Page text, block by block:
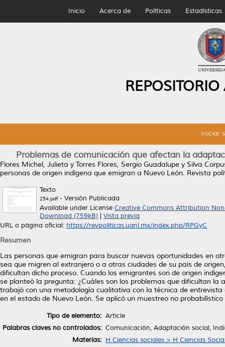
Inicio Acerca de Políticas Estadísticas
Iniciar
Problemas de comunicación que afectan la
Flores Michel, Julieta y Torres Flores, Sergio Guadalupe y Silva
personas de origen indígena que emigran a Nuevo León. Revista
Texto
254.pdf- Versión Publicada
Available under License Creative Commons Attribution
Download (759kB)
Vista previa
URL o página oficial: https://revpoliticas.uanl.mx/index.php/RPGyC
Resumen
Las personas que emigran para buscar nuevas oportunidades en
sea que migren al extranjero o a otras ciudades de su país de
dificultan dicho proceso. Cuando los emigrantes son de origen
se planteó la pregunta: ¿Cuáles son los problemas que dificultan
trabajó con una metodología cualitativa con la técnica de
en el estado de Nuevo León. Se aplicó un muestreo no
Tipo de elemento: Article
Palabras claves no controlados: Comunicación, Adaptación social,
Materias: H Ciencias sociales > H Ciencias